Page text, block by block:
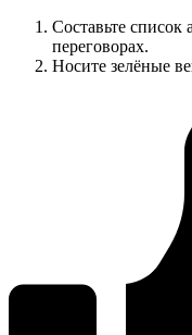
Составьте
переговорах.
Носите зелёные